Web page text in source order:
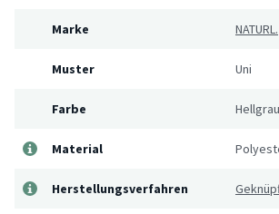
Marke NATURL.
Muster Uni
Farbe Hellgrau
Material
Herstellungsverfahren